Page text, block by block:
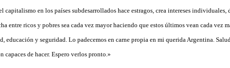
capitalismo en los países subdesarrollados hace estragos, crea intereses individuales,
entre ricos y pobres sea cada vez mayor haciendo que estos últimos vean cada vez
educación y seguridad. Lo padecemos en carne propia en mi querida Argentina.
capaces de hacer. Espero verlos pronto.»